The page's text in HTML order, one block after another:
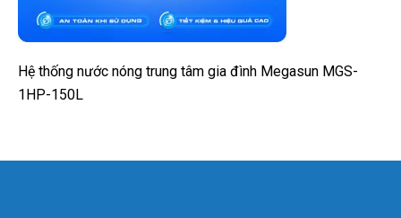
Hệ thống nước nóng trung tâm gia đình Megasun MGS-
1HP-150L